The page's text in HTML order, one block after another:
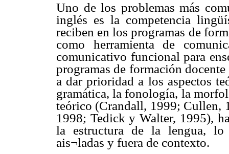
Uno de los problemas más
inglés es la competencia
reciben en los programas de
como herramienta de
comunicativo funcional para
programas de formación
a dar prioridad a los aspectos
gramática, la fonología, la
teórico (Crandall, 1999; Cullen,
1998; Tedick y Walter, 1995),
la estructura de la lengua, lo
ais¬ladas y fuera de contexto.